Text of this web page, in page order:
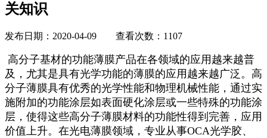
关知识
发布日期：2020-04-09 查看次数：1107
高分子基材的功能薄膜产品在各领域的应用越来越普
及，尤其是具有光学功能的薄膜的应用越来越广泛。高
分子薄膜具有优秀的光学性能和物理机械性能，通过实
施附加的功能涂层如表面硬化涂层或一些特殊的功能涂
层，使得这些高分子薄膜材料的功能性得到完善，应用
价值上升。在光电薄膜领域，专业从事OCA光学胶、